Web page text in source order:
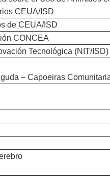
CEUA/ISD
de CEUA/ISD
CONCEA
Tecnológica (NIT/ISD)
– Capoeiras